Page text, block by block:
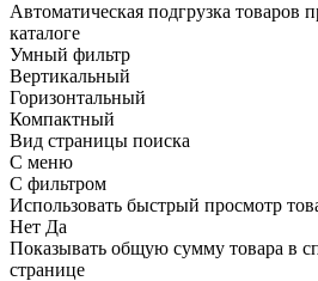
Автоматическая подгрузка товаров
каталоге
Умный фильтр
Вертикальный
Горизонтальный
Компактный
Вид страницы поиска
С меню
С фильтром
Использовать быстрый просмотр
Нет Да
Показывать общую сумму товара в
странице